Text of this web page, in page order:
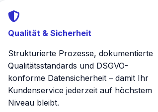
Qualität & Sicherheit
Strukturierte Prozesse, dokumentierte
Qualitätsstandards und DSGVO-
konforme Datensicherheit – damit Ihr
Kundenservice jederzeit auf höchstem
Niveau bleibt.